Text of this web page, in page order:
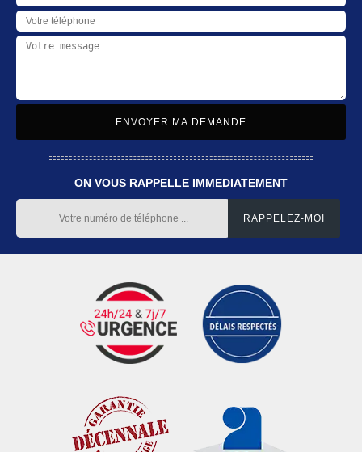
ON VOUS RAPPELLE IMMEDIATEMENT